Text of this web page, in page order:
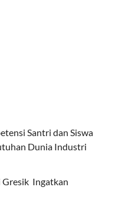
Santri dan Siswa
Dunia Industri
Gresik Ingatkan